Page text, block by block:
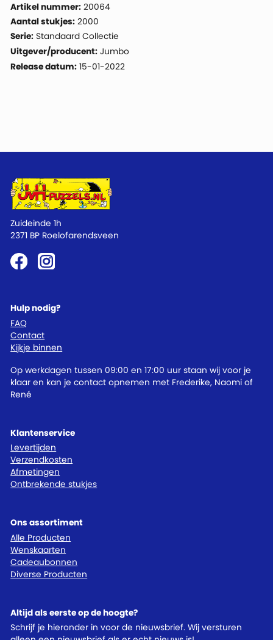
Artikel nummer: 20064
Aantal stukjes: 2000
Serie: Standaard Collectie
Uitgever/producent: Jumbo
Release datum: 15-01-2022
Klantenservice
Levertijden
Verzendkosten
Afmetingen
Ontbrekende stukjes
Ons assortiment
Alle Producten
Wenskaarten
Cadeaubonnen
Diverse Producten
Hulp nodig?
FAQ
Contact
Kijkje binnen
Op werkdagen tussen 09:00 en 17:00 uur staan wij voor je
klaar en kan je contact opnemen met Frederike, Naomi of
René
Zuideinde 1h
2371 BP Roelofarendsveen
Altijd als eerste op de hoogte?
Schrijf je hieronder in voor de nieuwsbrief. Wij versturen